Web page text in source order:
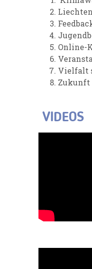
Online-
Vielfalt
Zukunft
VIDEOS